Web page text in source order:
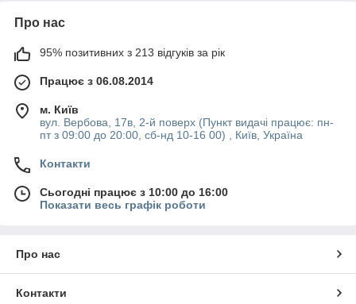
Про нас
95% позитивних з 213 відгуків за рік
Працює з 06.08.2014
м. Київ
вул. Вербова, 17в, 2-й поверх (Пункт видачі працює: пн-
пт з 09:00 до 20:00, сб-нд 10-16 00) , Київ, Україна
Контакти
Сьогодні працює з 10:00 до 16:00
Показати весь графік роботи
Про нас
Контакти